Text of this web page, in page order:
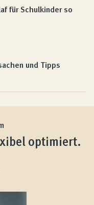
für Schulkinder so
und Tipps
optimiert.